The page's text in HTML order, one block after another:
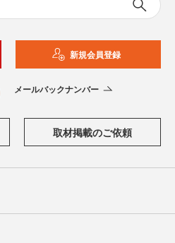
新規会員登録
メールバックナンバー
取材掲載のご依頼